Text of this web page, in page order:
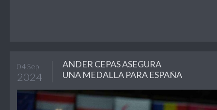
04 Sep
2024
ANDER CEPAS ASEGURA
UNA MEDALLA PARA ESPAÑA